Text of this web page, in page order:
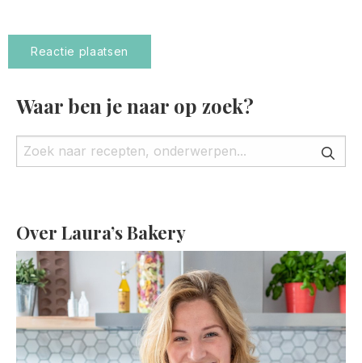
Waar ben je naar op zoek?
Over Laura’s Bakery